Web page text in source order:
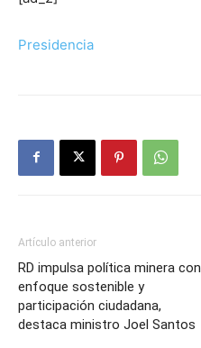
Presidencia
Artículo anterior
RD impulsa política minera con
enfoque sostenible y
participación ciudadana,
destaca ministro Joel Santos